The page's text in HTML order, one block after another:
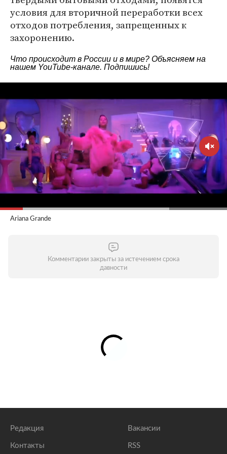
условия для вторичной переработки всех
отходов потребления, запрещенных к
захоронению.
Что происходит в России и в мире? Объясняем на
нашем YouTube-канале. Подпишись!
Ariana Grande
Комментарии закрыты за истечением срока
давности
Редакция
Контакты
Вакансии
RSS